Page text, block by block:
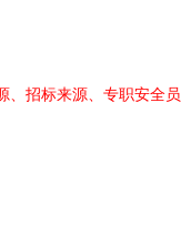
、招标来源、专职安全员